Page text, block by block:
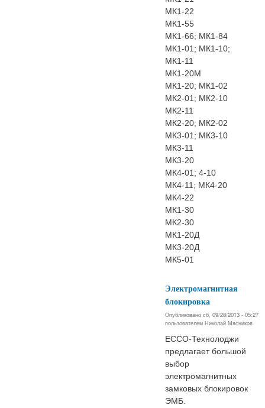
МК1-22
МК1-55
МК1-66; МК1-84
МК1-01; МК1-10;
МК1-11
МК1-20М
МК1-20; МК1-02
МК2-01; МК2-10
МК2-11
МК2-20; МК2-02
МК3-01; МК3-10
МК3-11
МК3-20
МК4-01; 4-10
МК4-11; МК4-20
МК4-22
МК1-30
МК2-30
МК1-20Д
МК3-20Д
МК5-01
Электромагнитная
блокировка
Опубликовано сб, 09/28/2013 - 05:27
пользователем Николай Мясников
ЕССО-Технолоджи
предлагает большой
выбор
электромагнитных
замковых блокировок
ЭМБ.